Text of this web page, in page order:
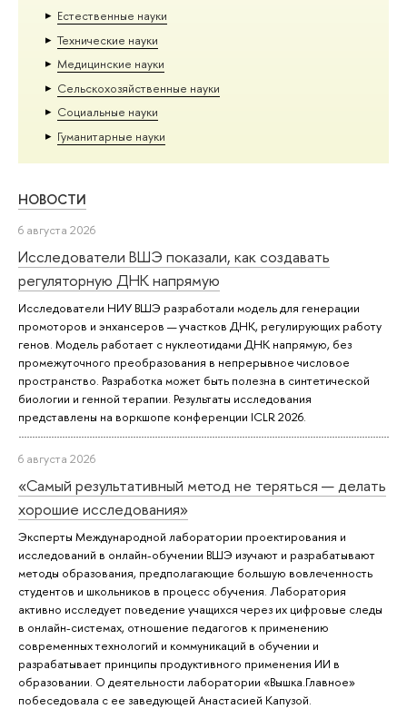
Естественные науки
Тех­ничес­кие науки
Медицинские науки
Сельскохозяйственные науки
Социальные науки
Гуманитарные науки
НОВОСТИ
6 августа 2026
Исследователи ВШЭ показали, как создавать
регуляторную ДНК напрямую
Исследователи НИУ ВШЭ разработали модель для генерации
промоторов и энхансеров — участков ДНК, регулирующих работу
генов. Модель работает с нуклеотидами ДНК напрямую, без
промежуточного преобразования в непрерывное числовое
пространство. Разработка может быть полезна в синтетической
биологии и генной терапии. Результаты исследования
представлены на воркшопе конференции ICLR 2026.
6 августа 2026
«Самый результативный метод не теряться — делать
хорошие исследования»
Эксперты Международной лаборатории проектирования и
исследований в онлайн-обучении ВШЭ изучают и разрабатывают
методы образования, предполагающие большую вовлеченность
студентов и школьников в процесс обучения. Лаборатория
активно исследует поведение учащихся через их цифровые следы
в онлайн-системах, отношение педагогов к применению
современных технологий и коммуникаций в обучении и
разрабатывает принципы продуктивного применения ИИ в
образовании. О деятельности лаборатории «Вышка.Главное»
побеседовала с ее заведующей Анастасией Капузой.